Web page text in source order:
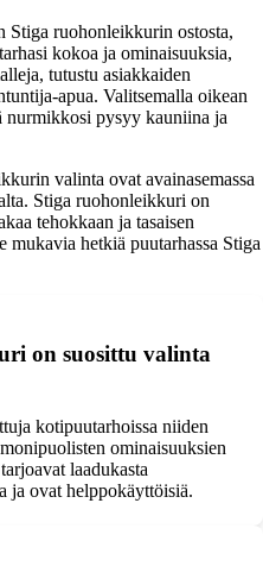
Stiga ruohonleikkurin ostosta,
kokoa ja ominaisuuksia,
tutustu asiakkaiden
apua. Valitsemalla oikean
nurmikkosi pysyy kauniina ja
valinta ovat avainasemassa
Stiga ruohonleikkuri on
tehokkaan ja tasaisen
hetkiä puutarhassa Stiga
on suosittu valinta
kotipuutarhoissa niiden
ominaisuuksien
laadukasta
ja ovat helppokäyttöisiä.